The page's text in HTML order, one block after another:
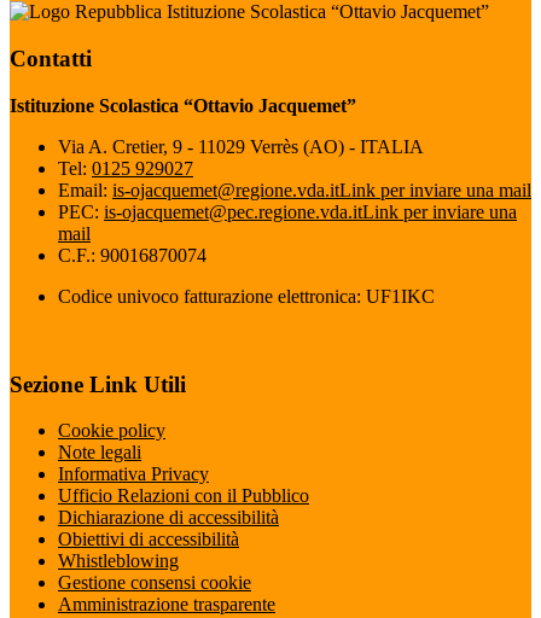
Istituzione Scolastica “Ottavio Jacquemet”
Contatti
Istituzione Scolastica “Ottavio Jacquemet”
Via A. Cretier, 9 - 11029 Verrès (AO) - ITALIA
Tel: 0125 929027
Email: is-ojacquemet@regione.vda.itLink per inviare una mail
PEC: is-ojacquemet@pec.regione.vda.itLink per inviare una
mail
C.F.: 90016870074
Codice univoco fatturazione elettronica: UF1IKC
Sezione Link Utili
Cookie policy
Note legali
Informativa Privacy
Ufficio Relazioni con il Pubblico
Dichiarazione di accessibilità
Obiettivi di accessibilità
Whistleblowing
Gestione consensi cookie
Amministrazione trasparente